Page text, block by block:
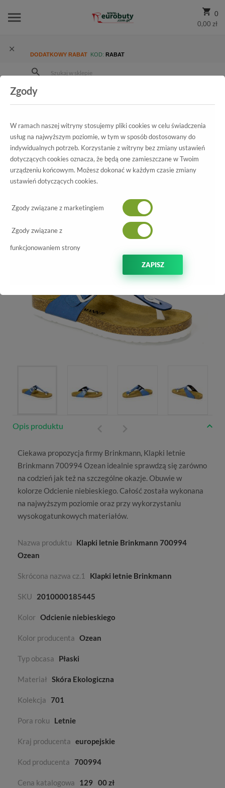
0
0,00 zł
DODATKOWY RABAT KOD: RABAT
Damskie
Półbuty Klapki letnie Brinkmann 700994 Ozean
Wszystkie produkty
Klapki letnie Brinkmann
Opis produktu
Ciekawa propozycja firmy Brinkmann, Klapki letnie
Brinkmann 700994 Ozean idealnie sprawdzą się zarówno
na codzień jak też na szczególne okazje. Obuwie w
kolorze Odcienie niebieskiego. Całość została wykonana
na najwyższym poziomie oraz przy wykorzystaniu
wysokogatunkowych materiałów.
Nazwa produktu
Klapki letnie Brinkmann 700994
Ozean
Skrócona nazwa cz.1 Klapki letnie Brinkmann
SKU 2010000185445
Kolor Odcienie niebieskiego
Kolor producenta Ozean
Typ obcasa Płaski
Materiał Skóra Ekologiczna
Kolekcja 701
Pora roku Letnie
Kraj producenta europejskie
Kod producenta 700994
Cena katalogowa 129 00 zł
Zgody
W ramach naszej witryny stosujemy pliki cookies w celu świadczenia
usług na najwyższym poziomie, w tym w sposób dostosowany do
indywidualnych potrzeb. Korzystanie z witryny bez zmiany ustawień
dotyczących cookies oznacza, że będą one zamieszczane w Twoim
urządzeniu końcowym. Możesz dokonać w każdym czasie zmiany
ustawień dotyczących cookies.
Zgody związane z marketingiem
Zgody związane z
funkcjonowaniem strony
ZAPISZ